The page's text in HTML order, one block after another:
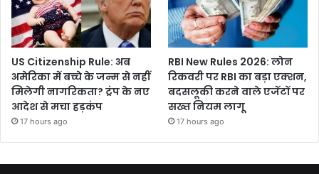
US Citizenship Rule: अब
अमेरिका में बच्चे के जन्म से नहीं
मिलेगी नागरिकता? ट्रंप के नए
आदेश से मचा हड़कंप
17 hours ago
RBI New Rules 2026: लोन
रिकवरी पर RBI का बड़ा एक्शन,
बदसलूकी करने वाले एजेंटों पर
सख्त नियम लागू
17 hours ago